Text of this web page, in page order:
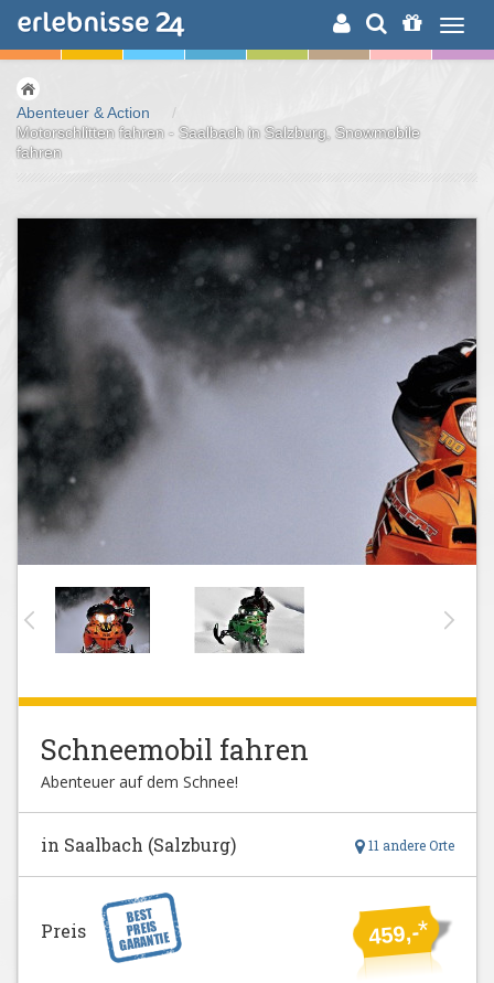
ERLEBNISSUCHE
Abenteuer & Action
/
Motorschlitten fahren - Saalbach in Salzburg, Snowmobile
fahren
Schneemobil fahren
Abenteuer auf dem Schnee!
11 andere Orte
in Saalbach (Salzburg)
459,-*
Preis